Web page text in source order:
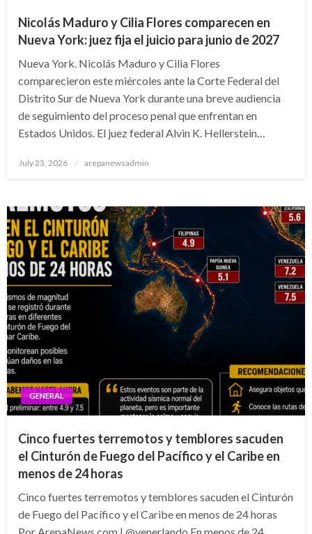
Nicolás Maduro y Cilia Flores comparecen en
Nueva York: juez fija el juicio para junio de 2027
Nueva York. Nicolás Maduro y Cilia Flores
comparecieron este miércoles ante la Corte Federal del
Distrito Sur de Nueva York durante una breve audiencia
de seguimiento del proceso penal que enfrentan en
Estados Unidos. El juez federal Alvin K. Hellerstein…
Posted
July 23, 2026 arepanewsadmin
GENERAL
Cinco fuertes terremotos y temblores sacuden
el Cinturón de Fuego del Pacífico y el Caribe en
menos de 24 horas
Cinco fuertes terremotos y temblores sacuden el Cinturón
de Fuego del Pacífico y el Caribe en menos de 24 horas